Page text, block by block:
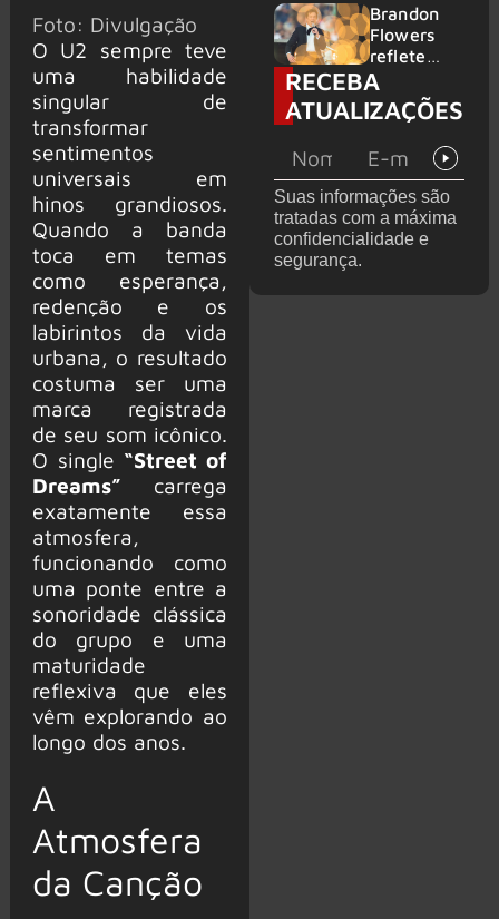
Foto: Divulgação
O U2 sempre teve
uma habilidade
singular de
transformar
sentimentos
universais em
hinos grandiosos.
Quando a banda
toca em temas
como esperança,
redenção e os
labirintos da vida
urbana, o resultado
costuma ser uma
marca registrada
de seu som icônico.
O single “Street of
Dreams” carrega
exatamente essa
atmosfera,
funcionando como
uma ponte entre a
sonoridade clássica
do grupo e uma
maturidade
reflexiva que eles
vêm explorando ao
longo dos anos.
A
Atmosfera
da Canção
am Ring
2026
membros
do GHOST
e KORN
Brandon
Flowers
reflete
sobre o
futuro e
levanta
de de
deixar os
palcos
RECEBA
ATUALIZAÇÕES
Suas informações são
tratadas com a máxima
confidencialidade e
segurança.